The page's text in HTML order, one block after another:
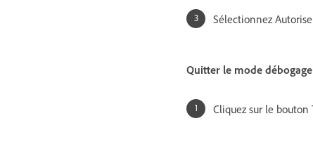
Sélectionnez
Quitter le mode débogage
Cliquez sur le bouton